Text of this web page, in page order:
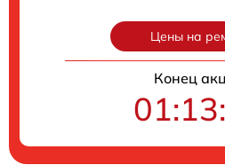
Цены на
Конец